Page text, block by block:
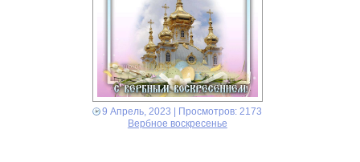
9 Апрель, 2023 | Просмотров: 2173
Вербное воскресенье